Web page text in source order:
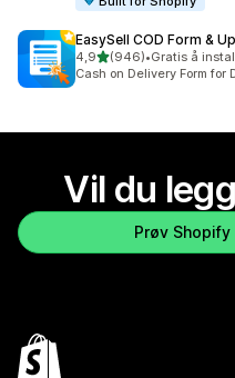
EasySell COD Form &
4,9av 5 stjerner
(946)
Totalt 946 omtaler
•Gratis å
Cash on Delivery Form for
Vil du
Prøv